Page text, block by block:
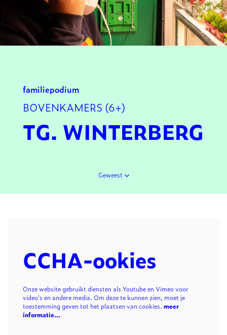
familiepodium
BOVENKAMERS (6+)
TG. WINTERBERG
Geweest
CCHA-ookies
Onze website gebruikt diensten als Youtube en Vimeo voor
video's en andere media. Om deze te kunnen zien, moet je
toestemming geven tot het plaatsen van cookies. meer
informatie…